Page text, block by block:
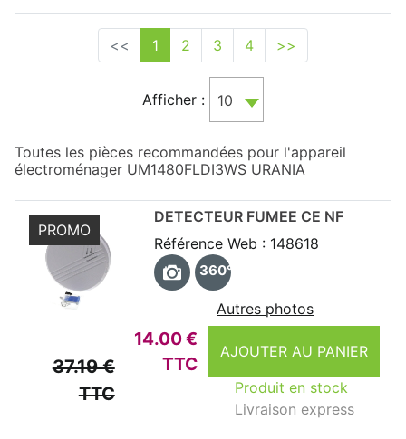
<< 1 2 3 4 >>
Afficher : 10
Toutes les pièces recommandées pour l'appareil
électroménager UM1480FLDI3WS URANIA
PROMO
37.19 €
TTC
14.00 €
TTC
AJOUTER AU PANIER
Produit en stock
Livraison express
DETECTEUR FUMEE CE NF
Référence Web : 148618
360°
Autres photos